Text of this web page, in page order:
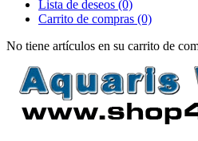
Lista de deseos (0)
Carrito de compras (0)
No tiene artículos en su carrito de